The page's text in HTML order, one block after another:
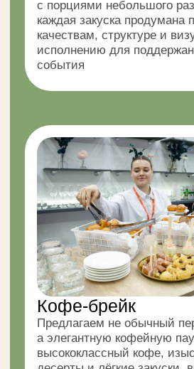
Салаты Выпечка и пицца
Горячее и гарниры Фрукты
Десерты
ПРИМЕРЫ
НАШИХ РАБОТ